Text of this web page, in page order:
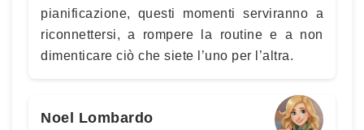
pianificazione, questi momenti serviranno a
riconnettersi, a rompere la routine e a non
dimenticare ciò che siete l’uno per l’altra.
Noel Lombardo